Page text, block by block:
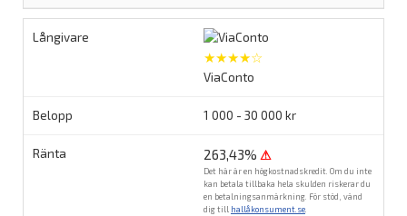
★★★★☆
ViaConto
1 000 - 30 000 kr
263,43% ⚠
Det här är en högkostnadskredit. Om du inte
kan betala tillbaka hela skulden riskerar du
en betalningsanmärkning. För stöd, vänd
dig till hallåkonsument.se